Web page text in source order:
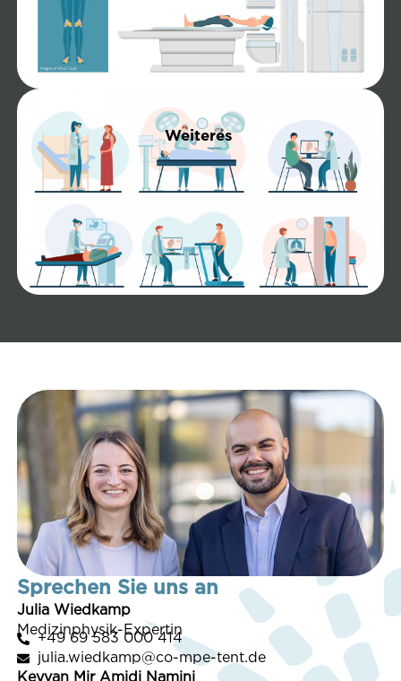
Weiteres
Sprechen Sie uns an
Julia Wied­kamp
Me­di­zin­phy­sik-Ex­per­tin
+49 69 583 000 414
julia.wiedkamp@co-mpe-tent.de
Key­van Mir Amidi Nami­ni